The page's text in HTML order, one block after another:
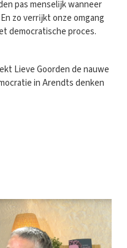
pas menselĳk wanneer
zo verrĳkt onze omgang
democratische proces.
Lieve Goorden de nauwe
in Arendts denken